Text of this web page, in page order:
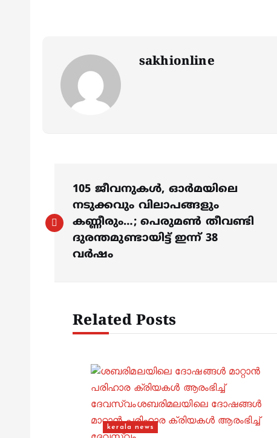
sakhionline
o
105 ജീവനുകള്‍, ഓര്‍മയിലെ
നടുക്കവും വിലാപങ്ങളും
കണ്ണീരും…; പെരുമണ്‍ തീവണ്ടി
ദുരന്തമുണ്ടായിട്ട് ഇന്ന് 38
വര്‍ഷം
Related Posts
kerala news